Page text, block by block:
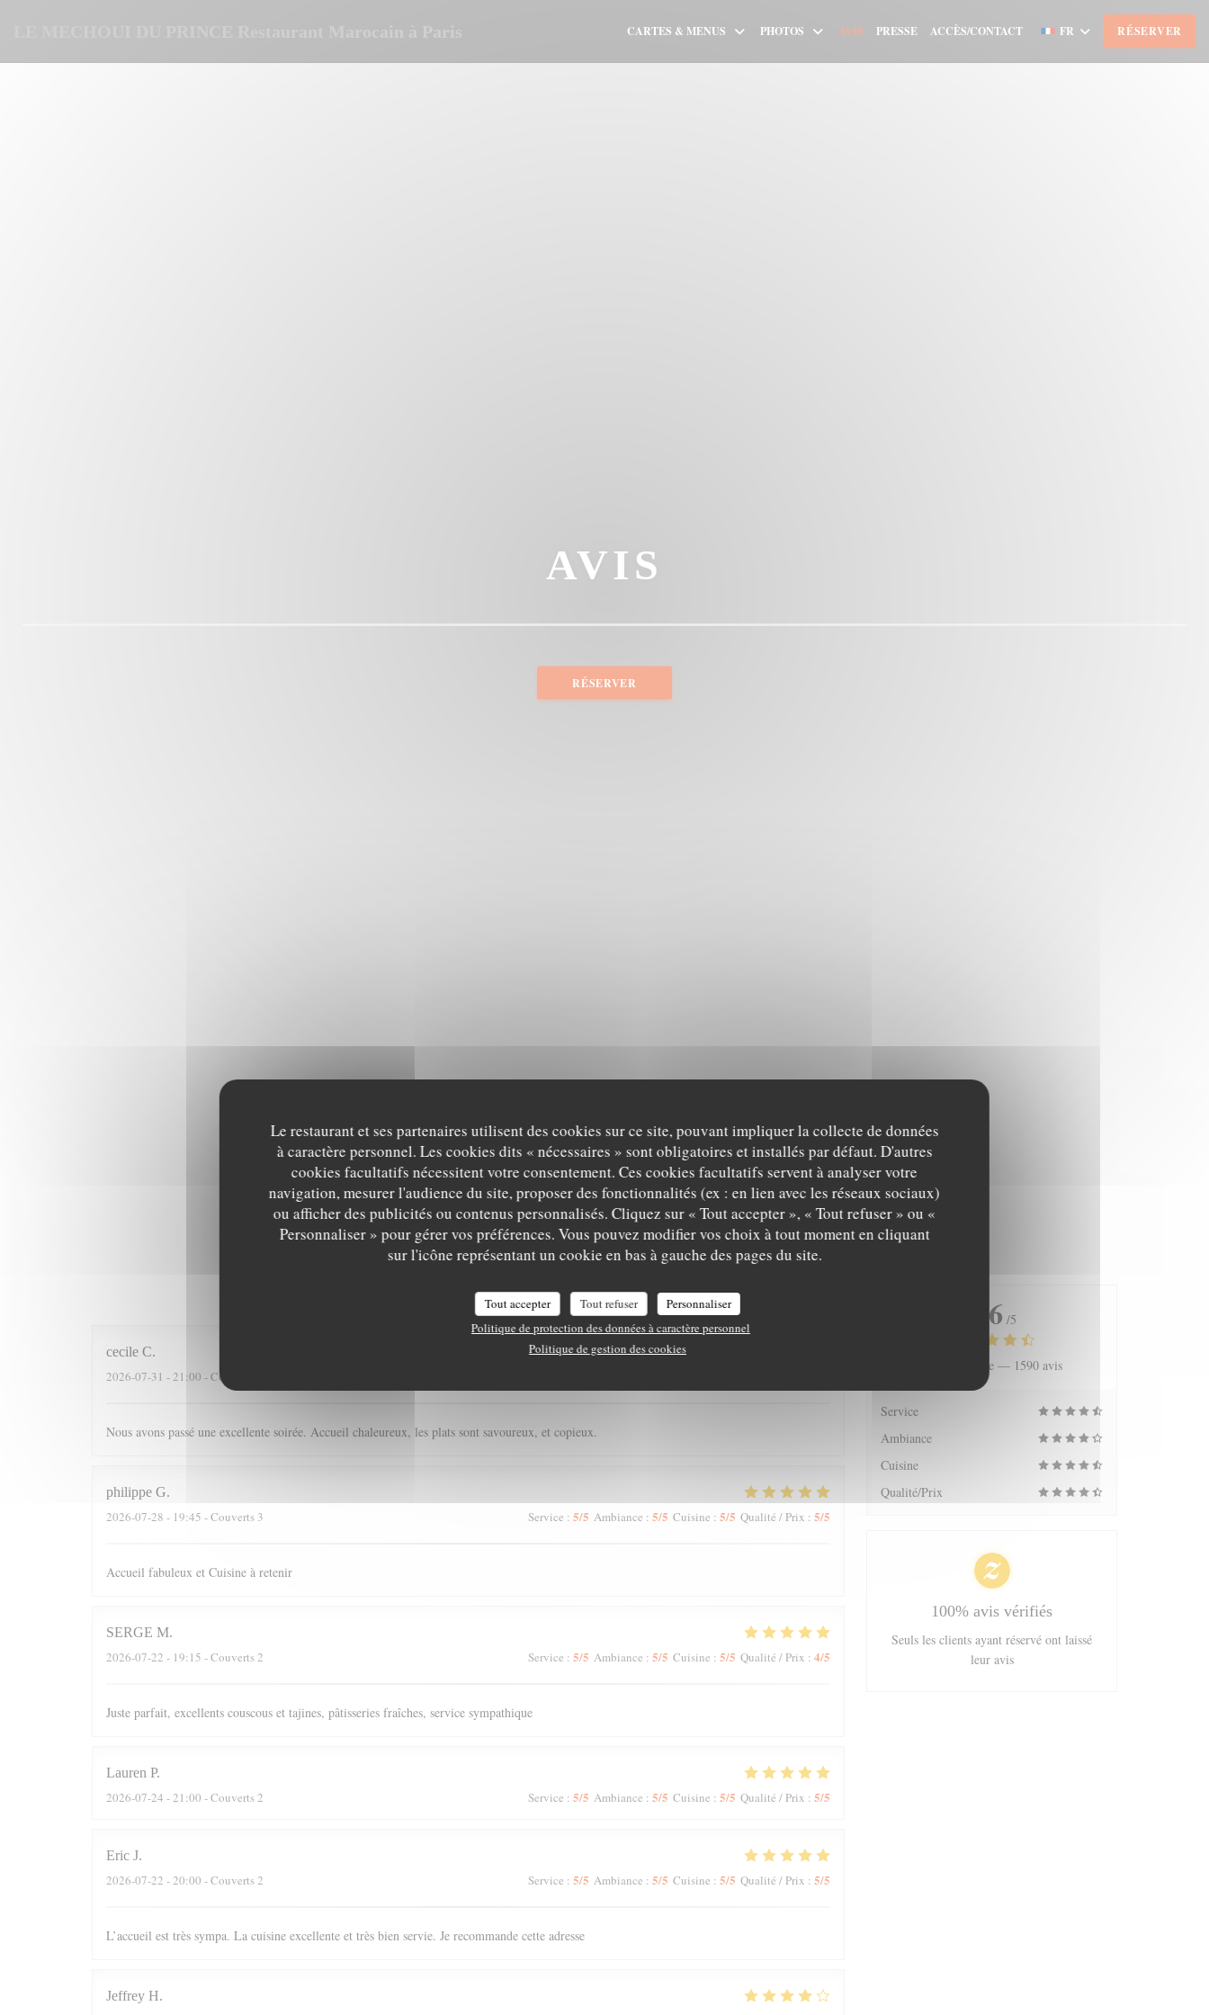
Le restaurant et ses partenaires utilisent des cookies sur ce site, pouvant impliquer la collecte de données
à caractère personnel. Les cookies dits « nécessaires » sont obligatoires et installés par défaut. D'autres
cookies facultatifs nécessitent votre consentement. Ces cookies facultatifs servent à analyser votre
navigation, mesurer l'audience du site, proposer des fonctionnalités (ex : en lien avec les réseaux sociaux)
ou afficher des publicités ou contenus personnalisés. Cliquez sur « Tout accepter », « Tout refuser » ou «
Personnaliser » pour gérer vos préférences. Vous pouvez modifier vos choix à tout moment en cliquant
sur l'icône représentant un cookie en bas à gauche des pages du site.
Tout accepter Tout refuser
Personnaliser
Politique de protection des données à caractère personnel
Politique de gestion des cookies
CARTES & MENUS PHOTOS AVIS PRESSE ACCÈS/CONTACT FR RÉSERVER
AVIS
RÉSERVER
cecile C
2026-07-31 - 21:00 - Couverts 4
Nous avons passé une excellente soirée. Accueil chaleureux, les plats sont savoureux, et copieux.
philippe G
2026-07-28 - 19:45 - Couverts 3 Service : 5/5 Ambiance : 5/5 Cuisine : 5/5 Qualité / Prix : 5/5
Accueil fabuleux et Cuisine à retenir
SERGE M
2026-07-22 - 19:15 - Couverts 2 Service : 5/5 Ambiance : 5/5 Cuisine : 5/5 Qualité / Prix : 4/5
Juste parfait, excellents couscous et tajines, pâtisseries fraîches, service sympathique
Lauren P
2026-07-24 - 21:00 - Couverts 2 Service : 5/5 Ambiance : 5/5 Cuisine : 5/5 Qualité / Prix : 5/5
Eric J
2026-07-22 - 20:00 - Couverts 2 Service : 5/5 Ambiance : 5/5 Cuisine : 5/5 Qualité / Prix : 5/5
L’accueil est très sympa. La cuisine excellente et très bien servie. Je recommande cette adresse
Jeffrey H
4.6 /5
Note moyenne — 1590 avis
Service
Ambiance
Cuisine
Qualité/Prix
100% avis vérifiés
Seuls les clients ayant réservé ont laissé
leur avis